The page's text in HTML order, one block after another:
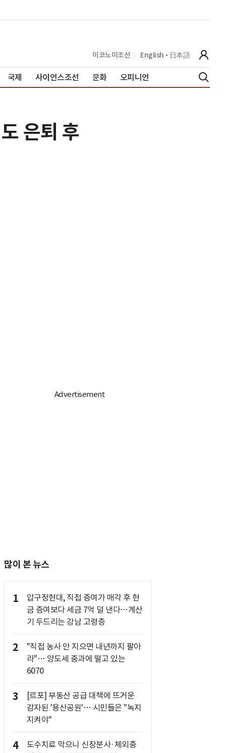
이코노미조선 English 日本語
국제 사이언스조선 문화 오피니언
은퇴 후
많이 본 뉴스
1
압구정현대, 직접 증여가 매각 후 현
금 증여보다 세금 7억 덜 낸다…계산
기 두드리는 강남 고령층
2
"직접 농사 안 지으면 내년까지 팔아
라"… 양도세 중과에 떨고 있는
6070
3
[르포] 부동산 공급 대책에 뜨거운
감자된 '용산공원'… 시민들은 "녹지
지켜야"
4
도수치료 막으니 신장분사·체외충